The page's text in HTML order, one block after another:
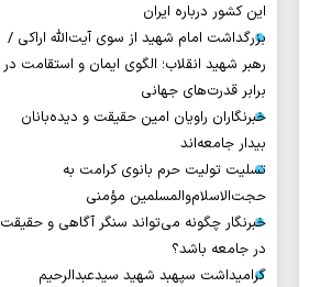
این کشور درباره ایران
بزرگداشت امام شهید از سوی آیت‌الله اراکی /
رهبر شهید انقلاب؛ الگوی ایمان و استقامت در
برابر قدرت‌های جهانی
خبرنگاران راویان امین حقیقت و دیده‌بانان
بیدار جامعه‌اند
تسلیت تولیت حرم بانوی کرامت به
حجت‌الاسلام‌والمسلمین مؤمنی
خبرنگار چگونه می‌تواند سنگر آگاهی و حقیقت
در جامعه باشد؟
گرامیداشت سپهبد شهید سیدعبدالرحیم